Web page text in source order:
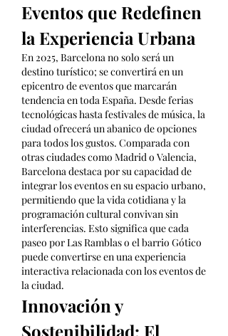
Eventos que Redefinen
la Experiencia Urbana
En 2025, Barcelona no solo será un
destino turístico; se convertirá en un
epicentro de eventos que marcarán
tendencia en toda España. Desde ferias
tecnológicas hasta festivales de música, la
ciudad ofrecerá un abanico de opciones
para todos los gustos. Comparada con
otras ciudades como Madrid o Valencia,
Barcelona destaca por su capacidad de
integrar los eventos en su espacio urbano,
permitiendo que la vida cotidiana y la
programación cultural convivan sin
interferencias. Esto significa que cada
paseo por Las Ramblas o el barrio Gótico
puede convertirse en una experiencia
interactiva relacionada con los eventos de
la ciudad.
Innovación y
Sostenibilidad: El